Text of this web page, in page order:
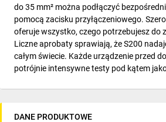
do 35 mm² można podłączyć
pomocą zacisku przyłączeniowego.
oferuje wszystko, czego potrzebujesz do
Liczne aprobaty sprawiają, że S200
całym świecie. Każde urządzenie przed
potrójnie intensywne testy pod kątem
DANE PRODUKTOWE